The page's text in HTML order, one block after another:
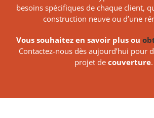
besoins spécifiques de chaque client,
construction neuve ou d’une
Vous souhaitez en savoir plus ou
Contactez-nous dès aujourd’hui pour
projet de couverture.